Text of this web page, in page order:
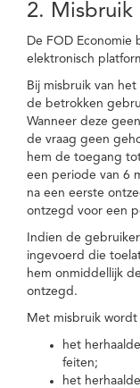
2. Misbruik
De FOD Economie
elektronisch
Bij misbruik van
de betrokken
Wanneer deze
de vraag geen
hem de toegang
een periode van 6
na een eerste
ontzegd voor een
Indien de
ingevoerd die
hem onmiddellijk
ontzegd.
Met misbruik
het
feiten;
het